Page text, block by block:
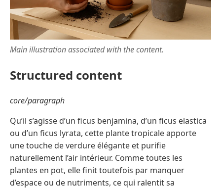
Main illustration associated with the content.
Structured content
core/paragraph
Qu’il s’agisse d’un ficus benjamina, d’un ficus elastica
ou d’un ficus lyrata, cette plante tropicale apporte
une touche de verdure élégante et purifie
naturellement l’air intérieur. Comme toutes les
plantes en pot, elle finit toutefois par manquer
d’espace ou de nutriments, ce qui ralentit sa